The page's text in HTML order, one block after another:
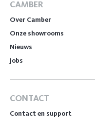
CAMBER
Over Camber
Onze showrooms
Nieuws
Jobs
CONTACT
Contact en support